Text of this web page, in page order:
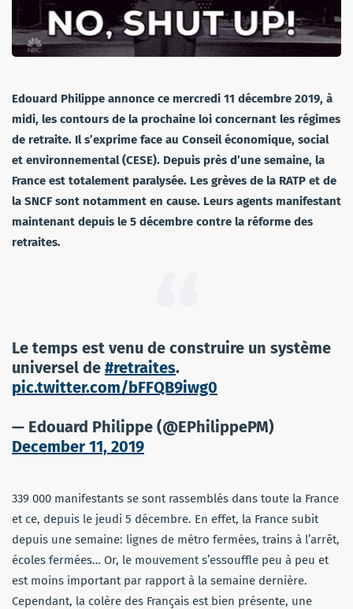
Edouard Philippe annonce ce mercredi 11 décembre 2019, à
midi, les contours de la prochaine loi concernant les régimes
de retraite. Il s’exprime face au Conseil économique, social
et environnemental (CESE). Depuis près d’une semaine, la
France est totalement paralysée. Les grèves de la RATP et de
la SNCF sont notamment en cause. Leurs agents manifestant
maintenant depuis le 5 décembre contre la réforme des
retraites.
Le temps est venu de construire un système
universel de #retraites.
pic.twitter.com/bFFQB9iwg0
— Edouard Philippe (@EPhilippePM)
December 11, 2019
339 000 manifestants se sont rassemblés dans toute la France
et ce, depuis le jeudi 5 décembre. En effet, la France subit
depuis une semaine: lignes de métro fermées, trains à l’arrêt,
écoles fermées… Or, le mouvement s’essouffle peu à peu et
est moins important par rapport à la semaine dernière.
Cependant, la colère des Français est bien présente, une